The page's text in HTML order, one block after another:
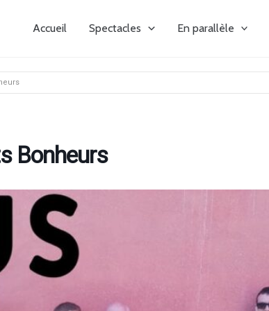
Accueil Spectacles En parallèle
Bonheurs